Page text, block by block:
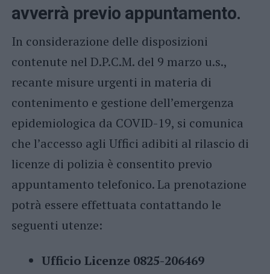
avverrà previo appuntamento.
In considerazione delle disposizioni
contenute nel D.P.C.M. del 9 marzo u.s.,
recante misure urgenti in materia di
contenimento e gestione dell’emergenza
epidemiologica da COVID-19, si comunica
che l’accesso agli Uffici adibiti al rilascio di
licenze di polizia è consentito previo
appuntamento telefonico. La prenotazione
potrà essere effettuata contattando le
seguenti utenze:
Ufficio Licenze 0825-206469